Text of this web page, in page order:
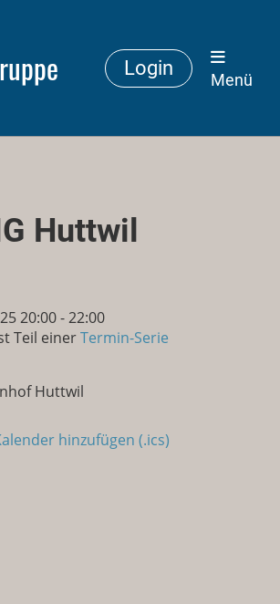
Login
Menü
Huttwil
20:00 - 22:00
Teil einerTermin-Serie
Huttwil
hinzufügen (.ics)